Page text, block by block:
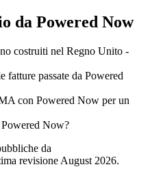
da Powered Now
costruiti nel Regno Unito -
fatture passate da Powered
con Powered Now per un
Now?
da
revisione August 2026.